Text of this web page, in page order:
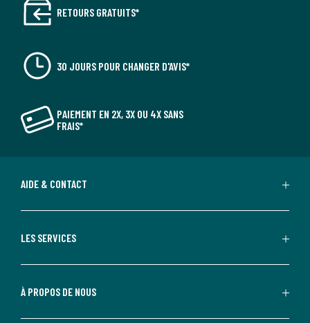
RETOURS GRATUITS*
30 JOURS POUR CHANGER D'AVIS*
PAIEMENT EN 2X, 3X OU 4X SANS
FRAIS*
AIDE & CONTACT
LES SERVICES
À PROPOS DE NOUS